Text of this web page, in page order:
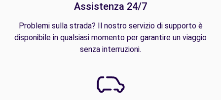
Assistenza 24/7
Problemi sulla strada? Il nostro servizio di supporto è
disponibile in qualsiasi momento per garantire un viaggio
senza interruzioni.